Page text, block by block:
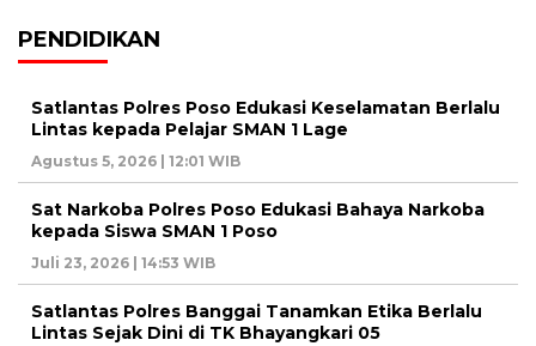
PENDIDIKAN
Satlantas Polres Poso Edukasi Keselamatan Berlalu
Lintas kepada Pelajar SMAN 1 Lage
Agustus 5, 2026 | 12:01 WIB
Sat Narkoba Polres Poso Edukasi Bahaya Narkoba
kepada Siswa SMAN 1 Poso
Juli 23, 2026 | 14:53 WIB
Satlantas Polres Banggai Tanamkan Etika Berlalu
Lintas Sejak Dini di TK Bhayangkari 05